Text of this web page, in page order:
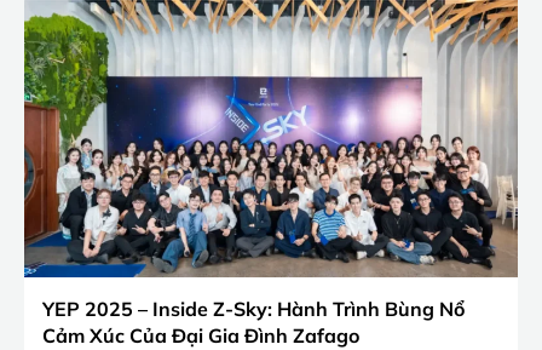
YEP 2025 – Inside Z-Sky: Hành Trình Bùng Nổ
Cảm Xúc Của Đại Gia Đình Zafago